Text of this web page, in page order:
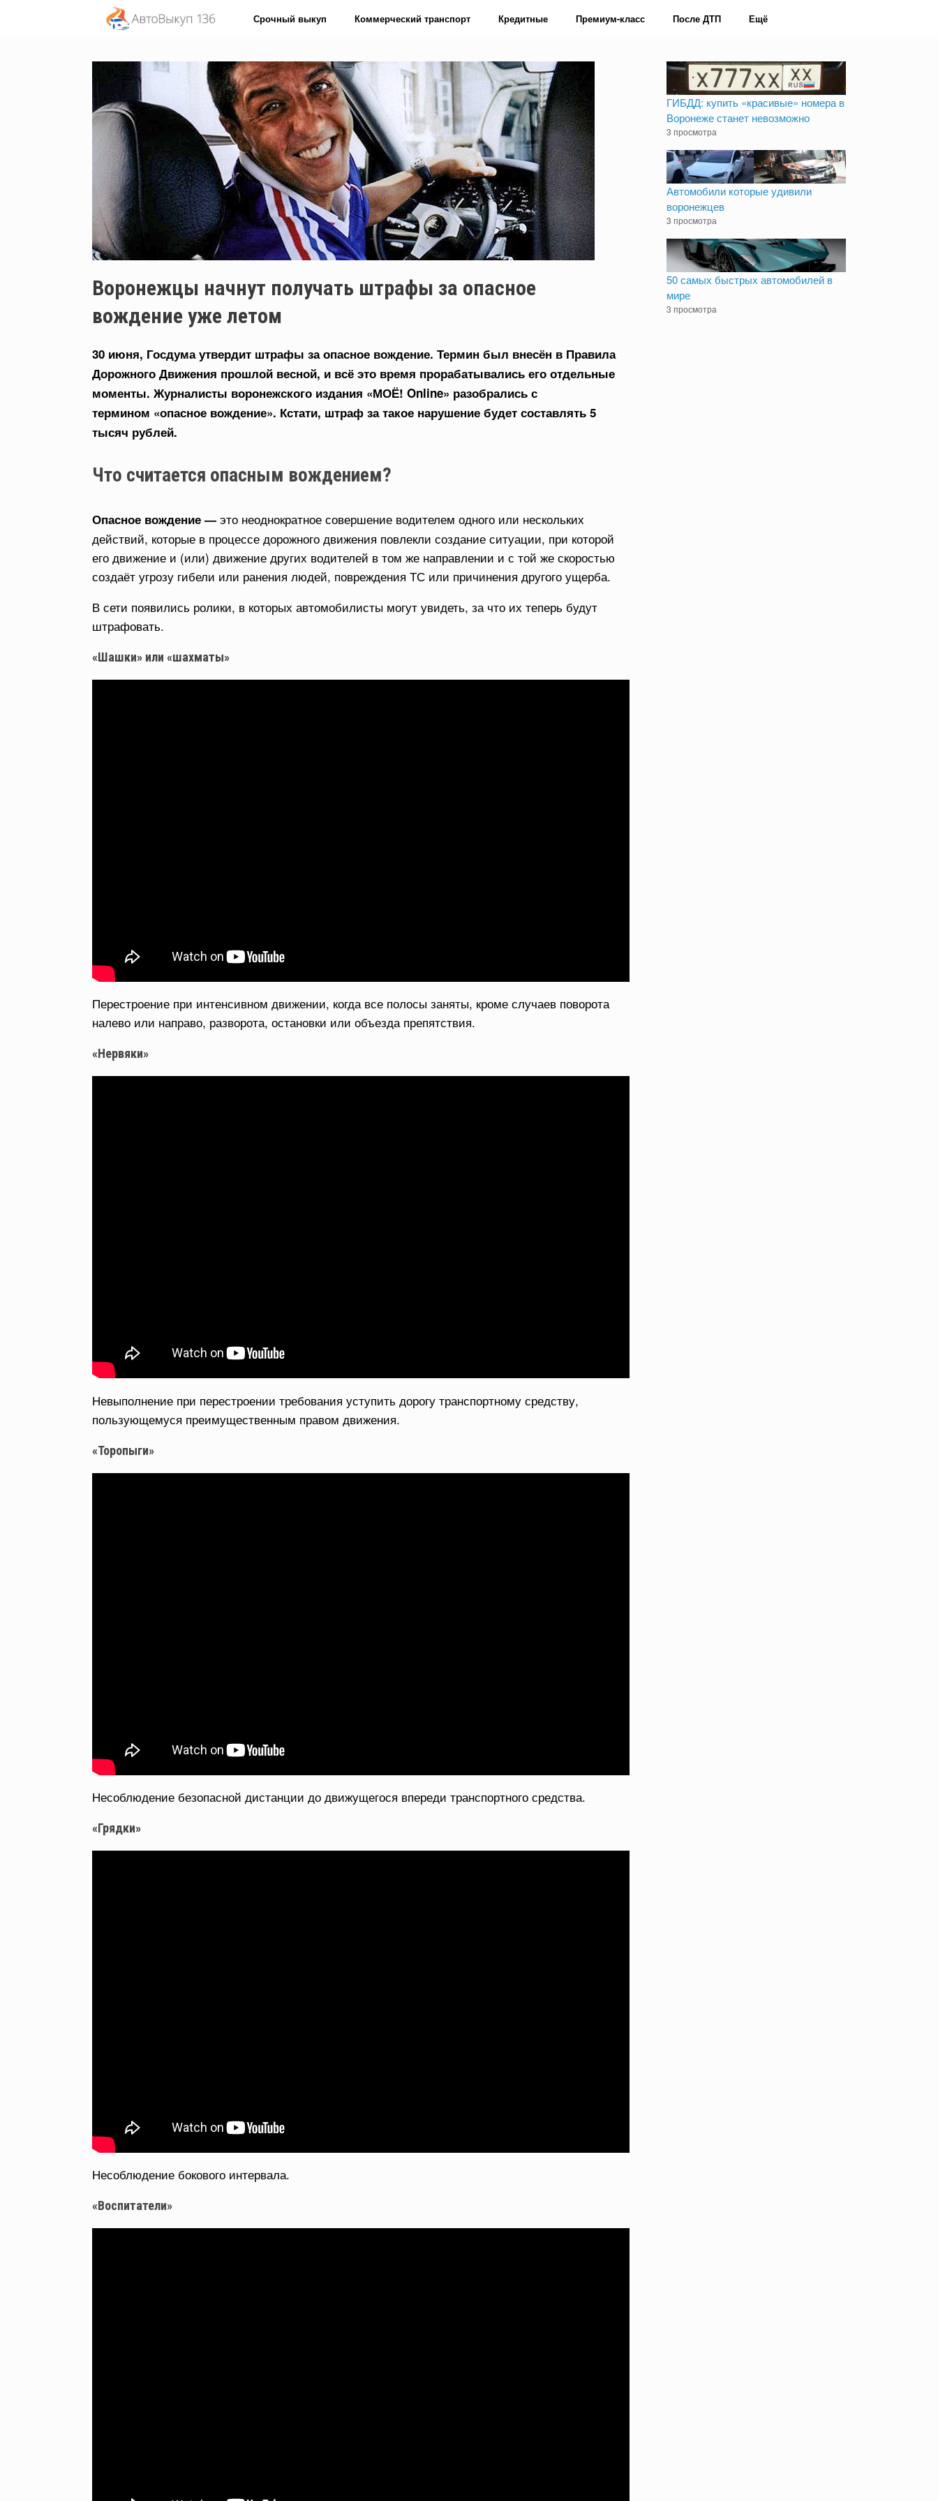
Срочный выкуп Коммерческий транспорт Кредитные Премиум-класс После ДТП Ещё
Воронежцы начнут получать штрафы за опасное
вождение уже летом
30 июня, Госдума утвердит штрафы за опасное вождение. Термин был внесён в Правила
Дорожного Движения прошлой весной, и всё это время прорабатывались его отдельные
моменты. Журналисты воронежского издания «МОЁ! Online» разобрались с
термином «опасное вождение». Кстати, штраф за такое нарушение будет составлять 5
тысяч рублей.
Что считается опасным вождением?
Опасное вождение — это неоднократное совершение водителем одного или нескольких
действий, которые в процессе дорожного движения повлекли создание ситуации, при которой
его движение и (или) движение других водителей в том же направлении и с той же скоростью
создаёт угрозу гибели или ранения людей, повреждения ТС или причинения другого ущерба.
В сети появились ролики, в которых автомобилисты могут увидеть, за что их теперь будут
штрафовать.
«Шашки» или «шахматы»
Перестроение при интенсивном движении, когда все полосы заняты, кроме случаев поворота
налево или направо, разворота, остановки или объезда препятствия.
«Нервяки»
Невыполнение при перестроении требования уступить дорогу транспортному средству,
пользующемуся преимущественным правом движения.
«Торопыги»
Несоблюдение безопасной дистанции до движущегося впереди транспортного средства.
«Грядки»
Несоблюдение бокового интервала.
«Воспитатели»
ГИБДД: купить «красивые» номера в
Воронеже станет невозможно
3 просмотра
Автомобили которые удивили
воронежцев
3 просмотра
50 самых быстрых автомобилей в
мире
3 просмотра